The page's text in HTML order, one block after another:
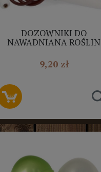
DOZOWNIKI DO
NAWADNIANA ROŚLIN
2SZT
9,20 zł